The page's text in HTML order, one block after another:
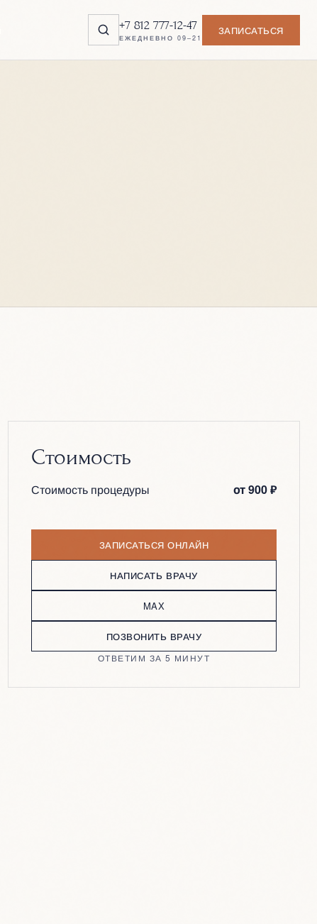
+7 812 777-12-47
ЕЖЕДНЕВНО 09–21
ЗАПИСАТЬСЯ
Стоимость
Стоимость процедуры от 900 ₽
ЗАПИСАТЬСЯ ОНЛАЙН
НАПИСАТЬ ВРАЧУ
MAX
ПОЗВОНИТЬ ВРАЧУ
ОТВЕТИМ ЗА 5 МИНУТ